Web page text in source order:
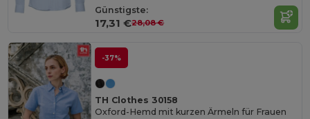
Günstigste:
17,31 €28,08 €
-37%
TH Clothes 30158
Oxford-Hemd mit kurzen Ärmeln für Frauen